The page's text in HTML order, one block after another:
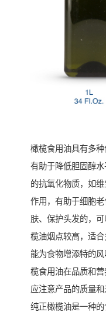
橄榄食用油具有多种
有助于降低胆固醇
的抗氧化物质，如
作用，有助于细胞
肤、保护头发的，
榄油烟点较高，适合
能为食物增添特的
榄食用油在品质和
应注意产品的质量和
纯正橄榄油是一种